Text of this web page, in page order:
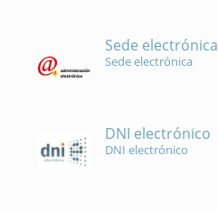
Sede electrónica
Sede electrónica
DNI electrónico
DNI electrónico